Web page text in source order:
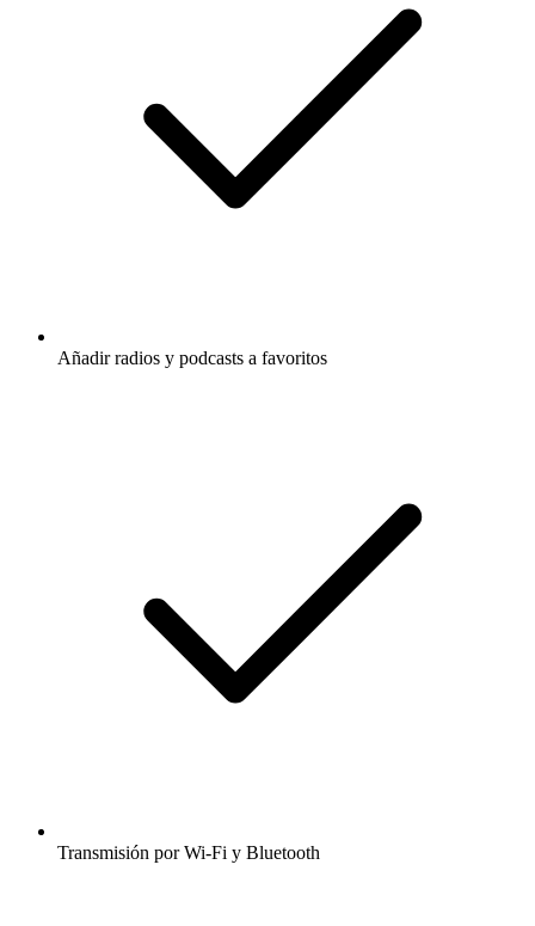
Añadir radios y podcasts a favoritos
Transmisión por Wi-Fi y Bluetooth